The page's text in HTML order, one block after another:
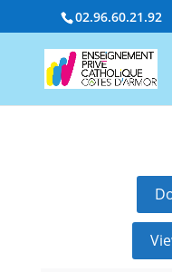
02.96.60.21.92